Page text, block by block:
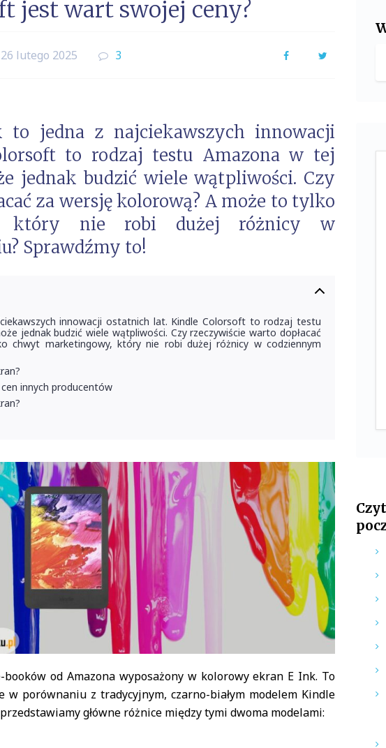
jest wart swojej ceny?
26 lutego 2025 3 FacebookTwitter
jedna z najciekawszych innowacji
to rodzaj testu Amazona w tej
jednak budzić wiele wątpliwości. Czy
za wersję kolorową? A może to tylko
który nie robi dużej różnicy w
Sprawdźmy to!
innowacji ostatnich lat. Kindle Colorsoft to rodzaj testu
jednak budzić wiele wątpliwości. Czy rzeczywiście warto dopłacać
chwyt marketingowy, który nie robi dużej różnicy w codziennym
innych producentów
od Amazona wyposażony w kolorowy ekran E Ink. To
w porównaniu z tradycyjnym, czarno-białym modelem Kindle
główne różnice między tymi dwoma modelami: